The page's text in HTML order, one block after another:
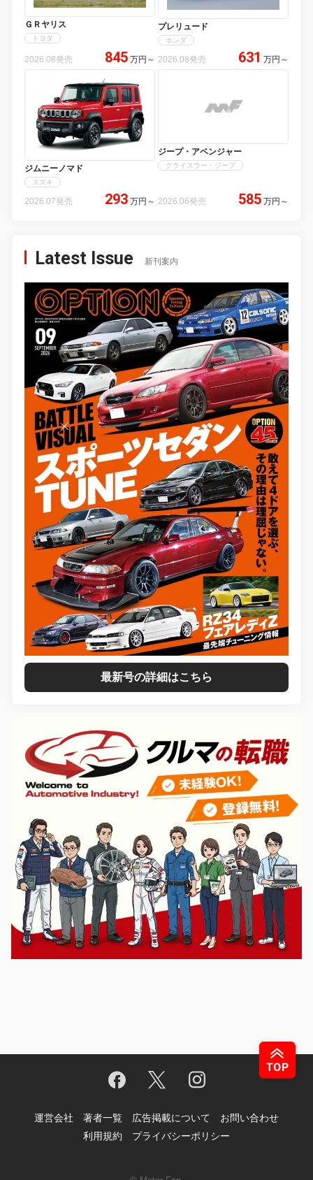
ＧＲヤリス
トヨタ
2026.08発売 845 万円 ～
プレリュード
ホンダ
2026.08発売 631 万円 ～
ジムニーノマド
スズキ
2026.07発売 293 万円 ～
ジープ・アベンジャー
クライスラー・ジープ
2026.06発売 585 万円 ～
Latest Issue 新刊案内
最新号の詳細はこちら
運営会社 著者一覧 広告掲載について
お問い合わせ
利用規約
プライバシーポリシー